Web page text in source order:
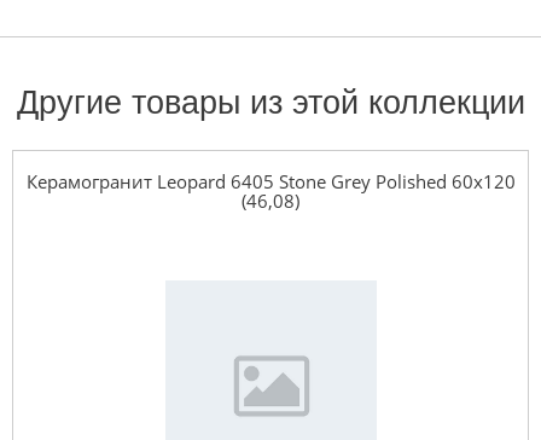
Другие товары из этой коллекции
Керамогранит Leopard 6405 Stone Grey Polished 60x120
(46,08)